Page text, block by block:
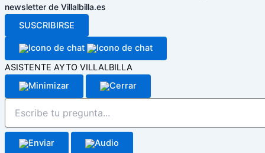
newsletter de Villalbilla.es
SUSCRIBIRSE
ASISTENTE AYTO VILLALBILLA